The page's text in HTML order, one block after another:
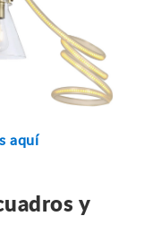
aquí
y